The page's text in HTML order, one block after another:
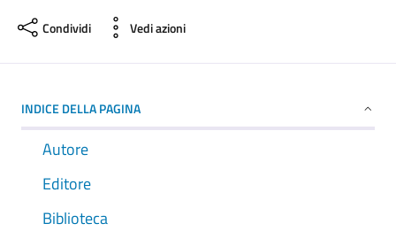
Condividi Vedi azioni
INDICE DELLA PAGINA
Autore
Editore
Biblioteca